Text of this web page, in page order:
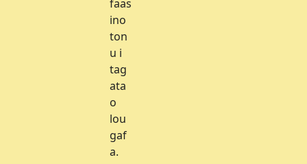
faas
ino
ton
u i
tag
ata
o
lou
gaf
a.